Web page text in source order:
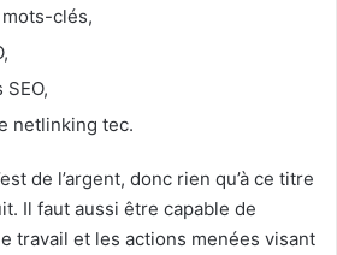
clés,
SEO,
netlinking tec.
de l’argent, donc rien qu’à ce titre
Il faut aussi être capable de
travail et les actions menées visant